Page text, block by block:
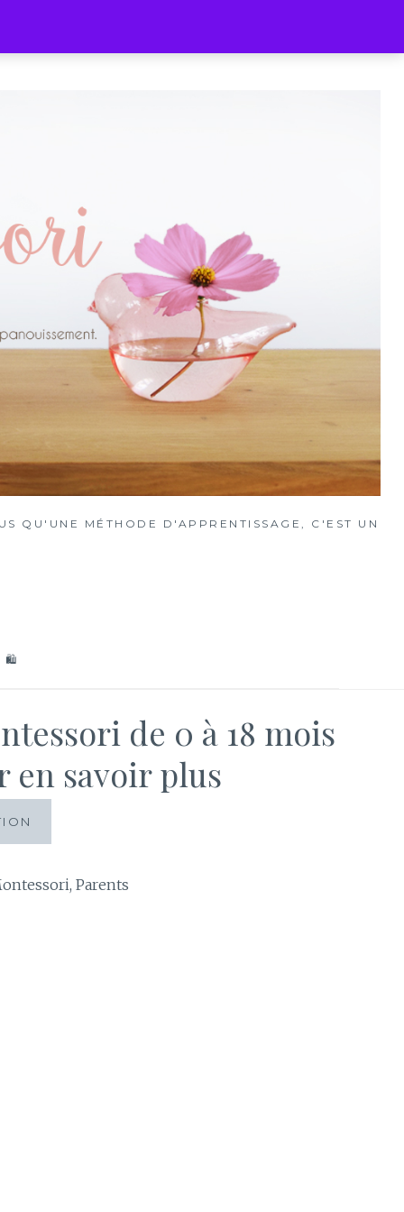
QU'UNE MÉTHODE D'APPRENTISSAGE, C'EST UN
🛍
de 0 à 18 mois
en savoir plus
, Parents